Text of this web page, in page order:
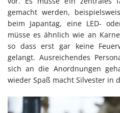
gemacht werden,
beim Japantag, eine LED-
müsse es ähnlich wie an
so dass erst gar keine
gelangt. Ausreichendes
sich an die Anordnungen
wieder Spaß macht Silvester in